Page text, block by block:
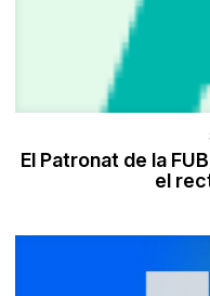
El Patronat de la
el